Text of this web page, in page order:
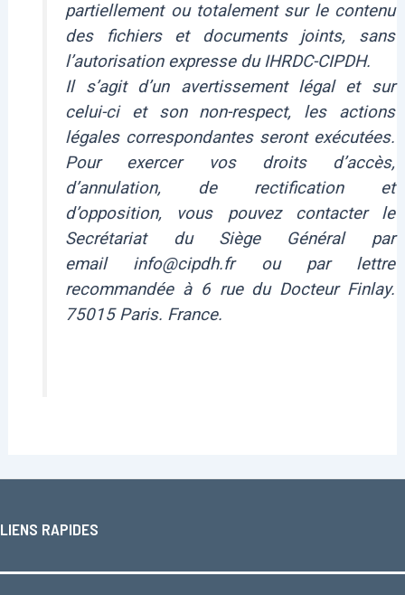
partiellement ou totalement sur le contenu
des fichiers et documents joints, sans
l’autorisation expresse du IHRDC-CIPDH.
Il s’agit d’un avertissement légal et sur
celui-ci et son non-respect, les actions
légales correspondantes seront exécutées.
Pour exercer vos droits d’accès,
d’annulation, de rectification et
d’opposition, vous pouvez contacter le
Secrétariat du Siège Général par
email info@cipdh.fr ou par lettre
recommandée à 6 rue du Docteur Finlay.
75015 Paris. France.
LIENS RAPIDES